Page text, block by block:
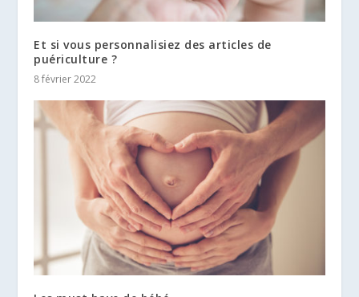
Et si vous personnalisiez des articles de
puériculture ?
8 février 2022